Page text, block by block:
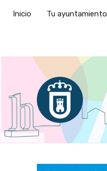
Inicio Tu ayuntamiento